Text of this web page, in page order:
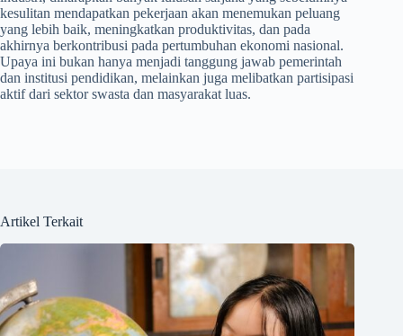
kesulitan mendapatkan pekerjaan akan menemukan peluang
yang lebih baik, meningkatkan produktivitas, dan pada
akhirnya berkontribusi pada pertumbuhan ekonomi nasional.
Upaya ini bukan hanya menjadi tanggung jawab pemerintah
dan institusi pendidikan, melainkan juga melibatkan partisipasi
aktif dari sektor swasta dan masyarakat luas.
Artikel Terkait